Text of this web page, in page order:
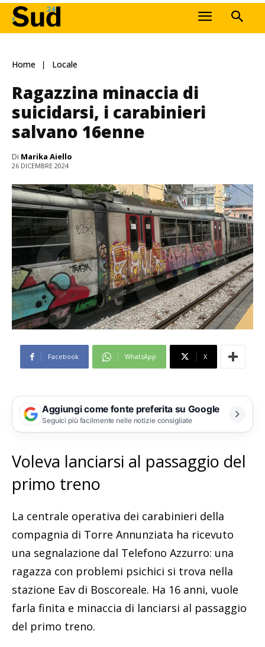
Home Locale
Ragazzina minaccia di
suicidarsi, i carabinieri
salvano 16enne
Di Marika Aiello
26 DICEMBRE 2024
Facebook WhatsApp X
Aggiungi come fonte preferita su Google
Seguici più facilmente nelle notizie consigliate
Voleva lanciarsi al passaggio del
primo treno
La centrale operativa dei carabinieri della
compagnia di Torre Annunziata ha ricevuto
una segnalazione dal Telefono Azzurro: una
ragazza con problemi psichici si trova nella
stazione Eav di Boscoreale. Ha 16 anni, vuole
farla finita e minaccia di lanciarsi al passaggio
del primo treno.